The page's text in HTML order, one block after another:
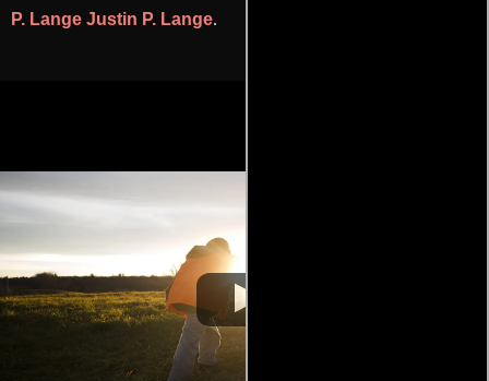
P. Lange Justin P. Lange.